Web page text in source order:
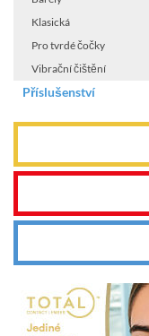
Klasická
Pro tvrdé čočky
Vibrační čištění
Příslušenství